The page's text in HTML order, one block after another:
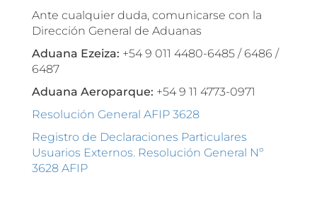
Ante cualquier duda, comunicarse con la
Dirección General de Aduanas
Aduana Ezeiza: +54 9 011 4480-6485 / 6486 /
6487
Aduana Aeroparque: +54 9 11 4773-0971
Resolución General AFIP 3628
Registro de Declaraciones Particulares
Usuarios Externos. Resolución General Nº
3628 AFIP